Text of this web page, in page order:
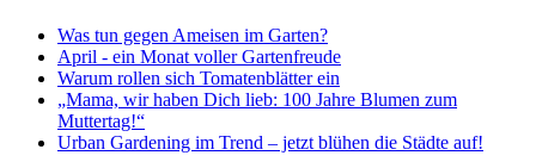
Was tun gegen Ameisen im Garten?
April - ein Monat voller Gartenfreude
Warum rollen sich Tomatenblätter ein
„Mama, wir haben Dich lieb: 100 Jahre Blumen zum
Muttertag!“
Urban Gardening im Trend – jetzt blühen die Städte auf!